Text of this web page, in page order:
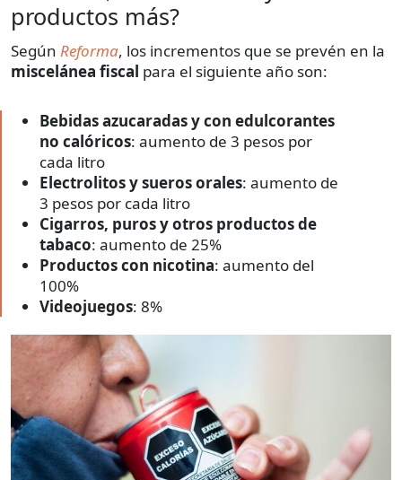
productos más?
Según Reforma, los incrementos que se prevén en la
miscelánea fiscal para el siguiente año son:
Bebidas azucaradas y con edulcorantes
no calóricos: aumento de 3 pesos por
cada litro
Electrolitos y sueros orales: aumento de
3 pesos por cada litro
Cigarros, puros y otros productos de
tabaco: aumento de 25%
Productos con nicotina: aumento del
100%
Videojuegos: 8%